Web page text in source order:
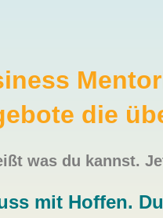
die
was du kannst.
mit Hoffen.